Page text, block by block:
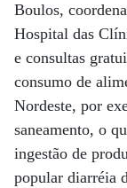
Boulos,
Hospital das
e consultas
consumo de
Nordeste, por
saneamento, o
ingestão de
popular diarréia